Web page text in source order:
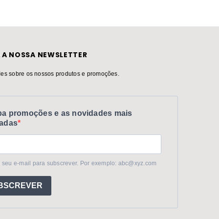
NOSSA NEWSLETTER
sobre os nossos produtos e promoções.
promoções e as novidades mais
seu e-mail para subscrever. Por exemplo: abc@xyz.com